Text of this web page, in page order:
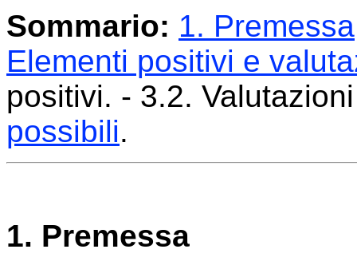
Sommario: 1. Premessa
Elementi positivi e
positivi. - 3.2.
possibili.
1. Premessa